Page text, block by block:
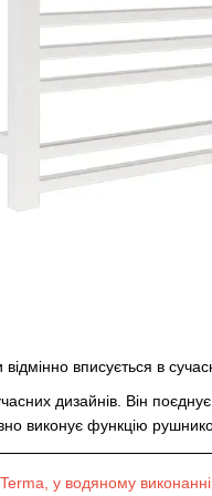
вписується в
дизайнів. Він поєднує
виконує функцію
у водяному